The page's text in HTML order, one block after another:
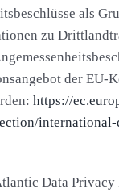
als
zu
der EU-
https://
international-
Data